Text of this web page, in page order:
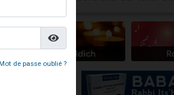
Hamazone à travers le temps
de passe oublié ?